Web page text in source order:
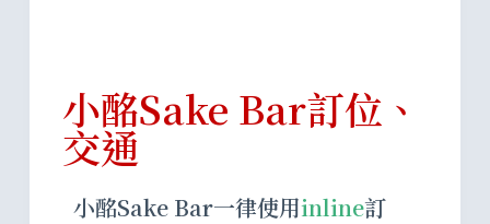
小酩Sake Bar訂位、
交通
小酩Sake Bar一律使用inline訂